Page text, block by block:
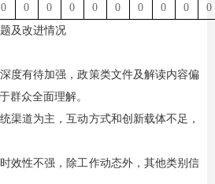
0 0 0 0 0 0 0 0 0
0
及改进情况
度有待加强，政策类文件及解读内容偏
群众全面理解。
渠道为主，互动方式和创新载体不足，
效性不强，除工作动态外，其他类别信